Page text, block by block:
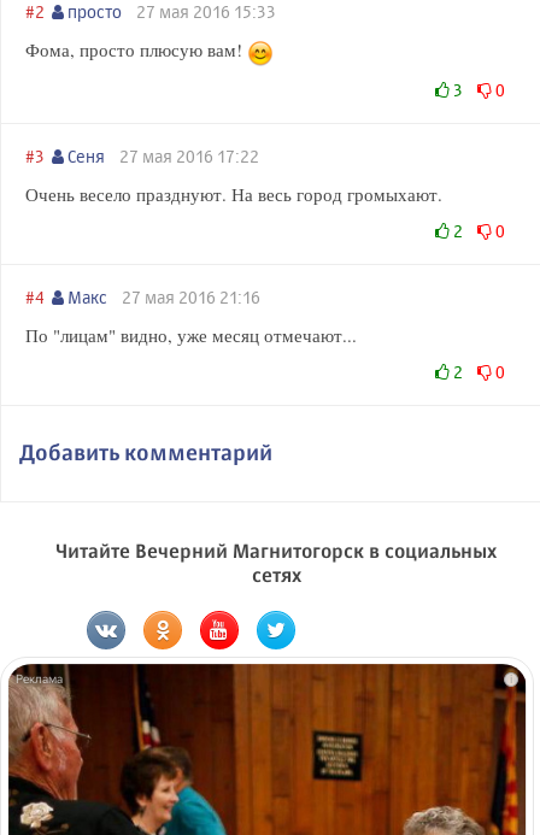
#2 просто 27 мая 2016 15:33
Фома, просто плюсую вам!
3 0
#3 Сеня 27 мая 2016 17:22
Очень весело празднуют. На весь город громыхают.
2 0
#4 Макс 27 мая 2016 21:16
По "лицам" видно, уже месяц отмечают...
2 0
Добавить комментарий
Читайте Вечерний Магнитогорск в социальных
сетях
i